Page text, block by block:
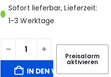
Sofort lieferbar, Lieferzeit:
1-3 Werktage
IN DEN WARENKORB
Preisalarm
aktivieren